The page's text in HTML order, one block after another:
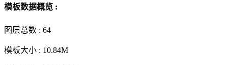
模板数据概览 :
图层总数 : 64
模板大小 : 10.84M